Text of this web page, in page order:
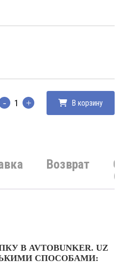
В корзину
Возврат
В AVTOBUNKER. UZ
СПОСОБАМИ: